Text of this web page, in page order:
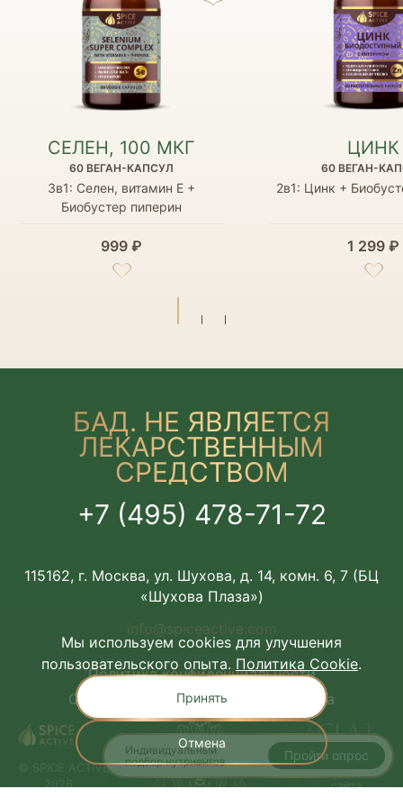
СЕЛЕН, 100 МКГ
60 ВЕГАН-КАПСУЛ
3в1: Селен, витамин Е +
Биобустер пиперин
999 ₽
ЦИНК
60 ВЕГАН-
2в1: Цинк +
1 299 ₽
Индивидуальный
подбор нутриентов
Пройти опрос
Мы используем cookies для улучшения
пользовательского опыта. Политика Cookie.
Принять
Отмена
БАД. НЕ ЯВЛЯЕТСЯ
ЛЕКАРСТВЕННЫМ
СРЕДСТВОМ
+7 (495) 478-71-72
115162, г. Москва, ул. Шухова, д. 14, комн. 6, 7 (БЦ
«Шухова Плаза»)
info@spiceactive.com
Политика конфиденциальности
Соглашение об использовании сайта
© SPICE ACTIVE,
Разработка
сайта